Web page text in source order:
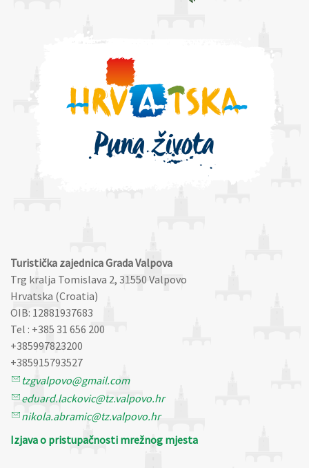
Turistička zajednica Grada Valpova
Trg kralja Tomislava 2, 31550 Valpovo
Hrvatska (Croatia)
OIB: 12881937683
Tel : +385 31 656 200
+385997823200
+385915793527
tzgvalpovo@gmail.com
eduard.lackovic@tz.valpovo.hr
nikola.abramic@tz.valpovo.hr
Izjava o pristupačnosti mrežnog mjesta